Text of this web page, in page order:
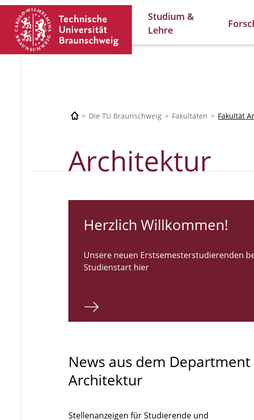
Studium &
Lehre
Die TU Braunschweig Fakultäten Fakultät
Architektur
Herzlich Willkommen!
Unsere neuen Erstsemesterstudierenden
Studienstart hier
News aus dem Department
Architektur
Stellenanzeigen für Studierende und